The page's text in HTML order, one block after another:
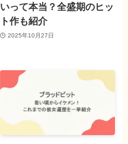
いって本当？全盛期のヒッ
ト作も紹介
2025年10月27日